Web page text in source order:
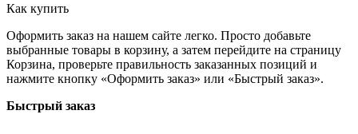
Как купить
Оформить заказ на нашем сайте легко. Просто добавьте
выбранные товары в корзину, а затем перейдите на страницу
Корзина, проверьте правильность заказанных позиций и
нажмите кнопку «Оформить заказ» или «Быстрый заказ».
Быстрый заказ